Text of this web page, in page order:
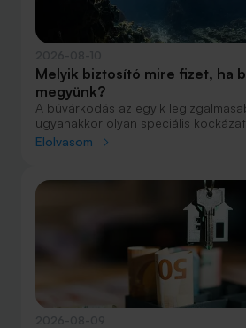
Melyik biztosító mire fizet, ha
megyünk?
A búvárkodás az egyik
ugyanakkor olyan speciális
nem minden utasbiztosítás nyújt
lehetnek, ezért a búvárok számára
hogy indulás előtt alaposan
szolgáltatásokat tartalmaz a
Elolvasom